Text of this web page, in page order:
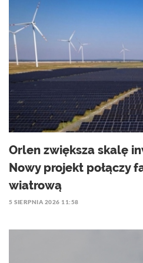
Orlen zwiększa skalę
Nowy projekt połączy
wiatrową
5 SIERPNIA 2026 11:58